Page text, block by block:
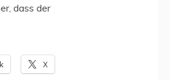
dass der
X